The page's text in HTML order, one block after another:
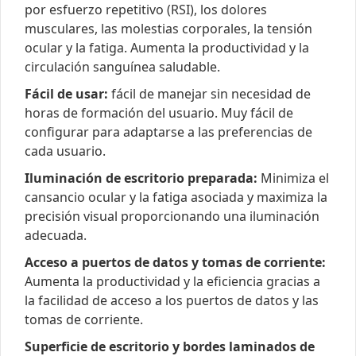
por esfuerzo repetitivo (RSI), los dolores
musculares, las molestias corporales, la tensión
ocular y la fatiga. Aumenta la productividad y la
circulación sanguínea saludable.
Fácil de usar: fácil de manejar sin necesidad de
horas de formación del usuario. Muy fácil de
configurar para adaptarse a las preferencias de
cada usuario.
Iluminación de escritorio preparada: Minimiza el
cansancio ocular y la fatiga asociada y maximiza la
precisión visual proporcionando una iluminación
adecuada.
Acceso a puertos de datos y tomas de corriente:
Aumenta la productividad y la eficiencia gracias a
la facilidad de acceso a los puertos de datos y las
tomas de corriente.
Superficie de escritorio y bordes laminados de